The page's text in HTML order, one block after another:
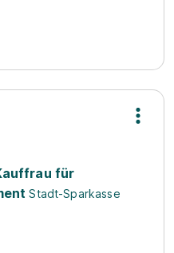
für
Stadt-Sparkasse